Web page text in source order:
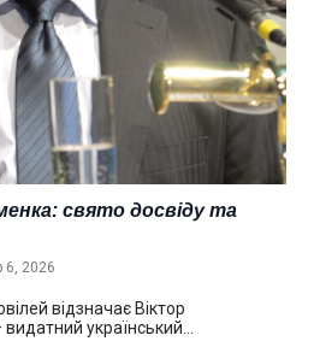
свято досвіду та
6, 2026
відзначає Віктор
український…